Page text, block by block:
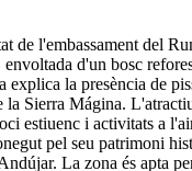
l'embassament del
d'un bosc
la presència de
Sierra Mágina.
estiuenc i activitats a
pel seu patrimoni
La zona és apta